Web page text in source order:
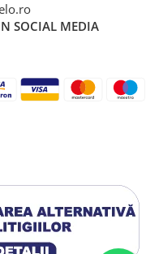
SOCIAL MEDIA